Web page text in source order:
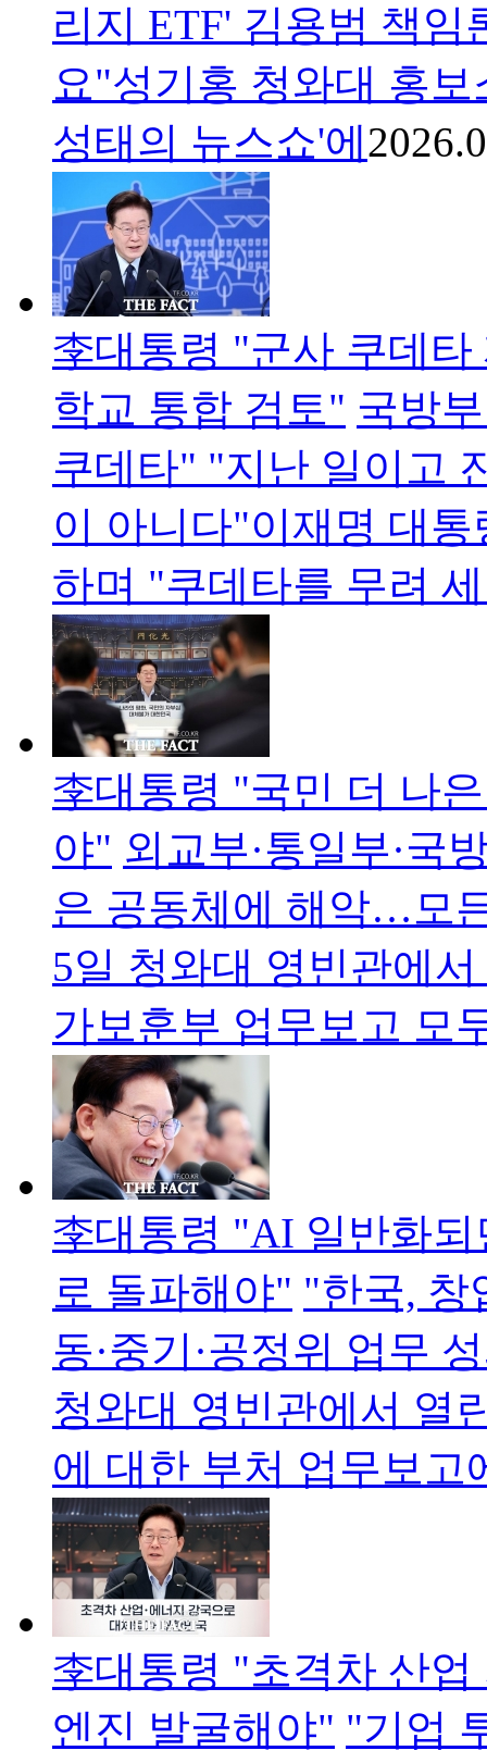
리지 ETF' 김용범 책
요"성기홍 청와대 홍
성태의 뉴스쇼'에
李대통령 "군사 쿠데타
학교 통합 검토" 국방
쿠데타" "지난 일이고
이 아니다"이재명 대
하며 "쿠데타를 무려
李대통령 "국민 더 나
야" 외교부·통일부·국
은 공동체에 해악…모
5일 청와대 영빈관에서
가보훈부 업무보고 모
李대통령 "AI 일반화
로 돌파해야" "한국, 창
동·중기·공정위 업무
청와대 영빈관에서 열
에 대한 부처 업무보
李대통령 "초격차 산
엔진 발굴해야" "기업